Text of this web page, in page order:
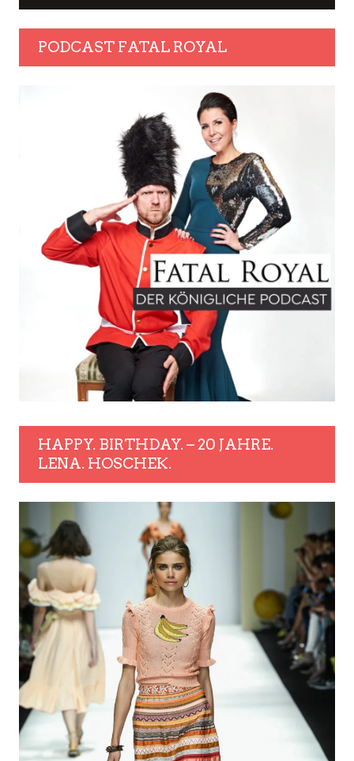
PODCAST FATAL ROYAL
HAPPY. BIRTHDAY. – 20 JAHRE.
LENA. HOSCHEK.